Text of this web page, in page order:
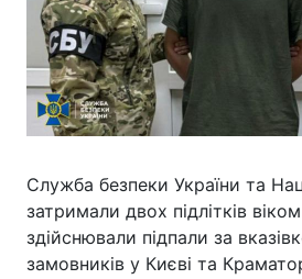
Служба безпеки України та
затримали двох підлітків
здійснювали підпали за
замовників у Києві та